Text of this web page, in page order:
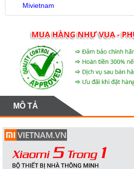
Mivietnam
MÔ TẢ